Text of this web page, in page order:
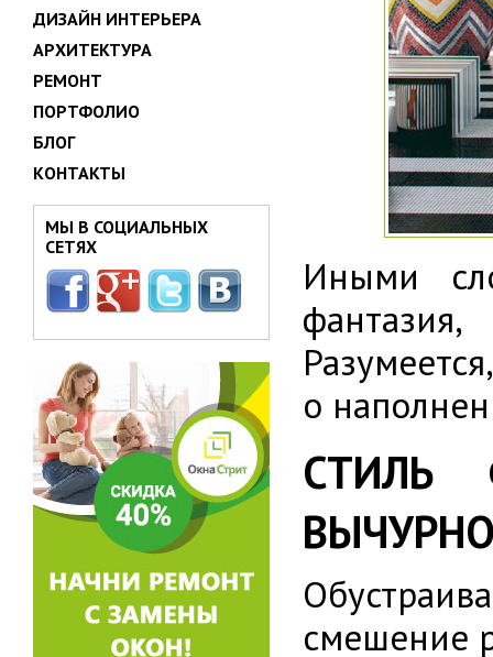
Иными
о
СТИЛЬ
смешение
ДИЗАЙН ИНТЕРЬЕРА
АРХИТЕКТУРА
РЕМОНТ
ПОРТФОЛИО
БЛОГ
КОНТАКТЫ
МЫ В СОЦИАЛЬНЫХ
СЕТЯХ